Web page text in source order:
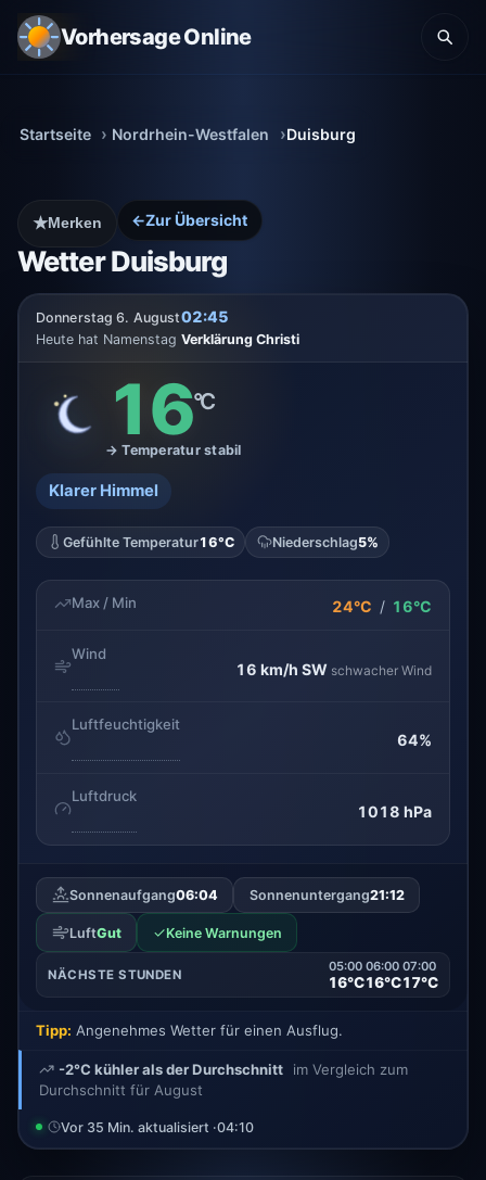
Vorhersage Online
Startseite Nordrhein-Westfalen Duisburg
←Zur Übersicht
Wetter Duisburg
★Merken
Donnerstag 6. August02:45
Heute hat Namenstag Verklärung Christi
16°C
→ Temperatur stabil
Klarer Himmel
Gefühlte Temperatur16°C Niederschlag5%
Max / Min 24°C / 16°C
Wind
16 km/h SW schwacher Wind
Luftfeuchtigkeit
64%
Luftdruck
1018 hPa
Sonnenaufgang06:04 Sonnenuntergang21:12
LuftGut ✓Keine Warnungen
NÄCHSTE STUNDEN
05:00
16°C
06:00
16°C
07:00
17°C
Tipp: Angenehmes Wetter für einen Ausflug.
-2°C kühler als der Durchschnitt
im Vergleich zum
Durchschnitt für August
Vor 35 Min. aktualisiert ·04:10